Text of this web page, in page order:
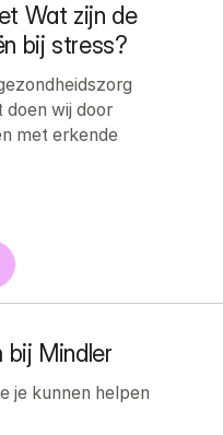
Wat zijn de
bij stress?
doen wij door
met erkende
bij Mindler
je kunnen helpen